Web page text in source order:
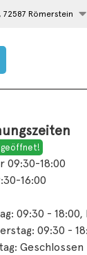
72587 Römerstein
09:30-18:00
16:00
09:30 -
09:30 -
Geschlossen